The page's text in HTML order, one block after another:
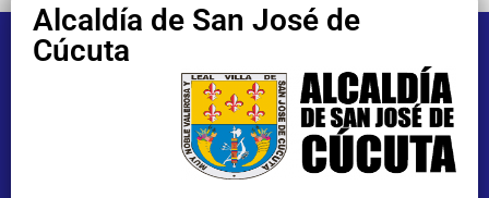
Alcaldía de San José de
Cúcuta